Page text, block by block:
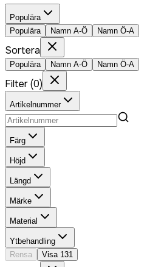
Populära
Populära
Namn A-Ö Namn Ö-A
Sortera
Populära Namn A-Ö Namn Ö-A
Filter(0)
Artikelnummer
Färg
Höjd
Längd
Märke
Material
Ytbehandling
Rensa
Visa 131